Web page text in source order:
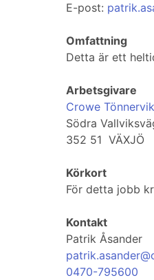
E-post:
Omfattning
Detta är ett
Arbetsgivare
Crowe
Södra
352 51 VÄXJÖ
Körkort
För detta jobb
Kontakt
Patrik Åsander
0470-795600